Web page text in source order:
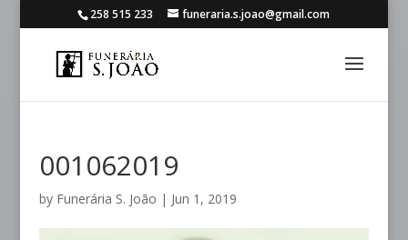
258 515 233 funeraria.s.joao@gmail.com
001062019
by Funerária S. João | Jun 1, 2019